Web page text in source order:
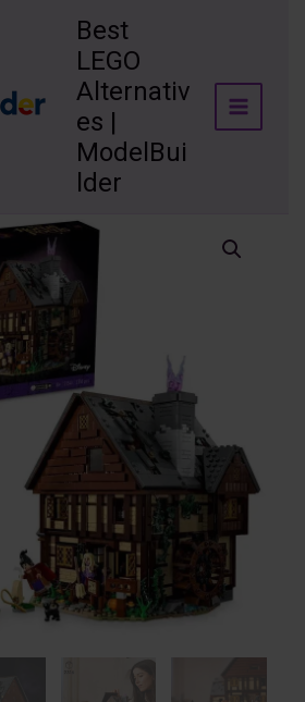
Best
LEGO
Alternativ
es |
ModelBui
lder